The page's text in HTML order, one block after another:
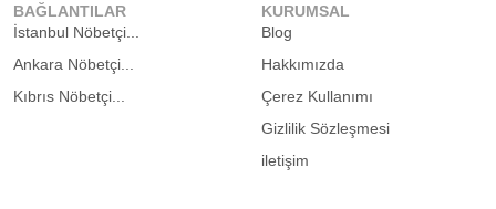
BAĞLANTILAR
İstanbul Nöbetçi...
Ankara Nöbetçi...
Kıbrıs Nöbetçi...
KURUMSAL
Blog
Hakkımızda
Çerez Kullanımı
Gizlilik Sözleşmesi
iletişim